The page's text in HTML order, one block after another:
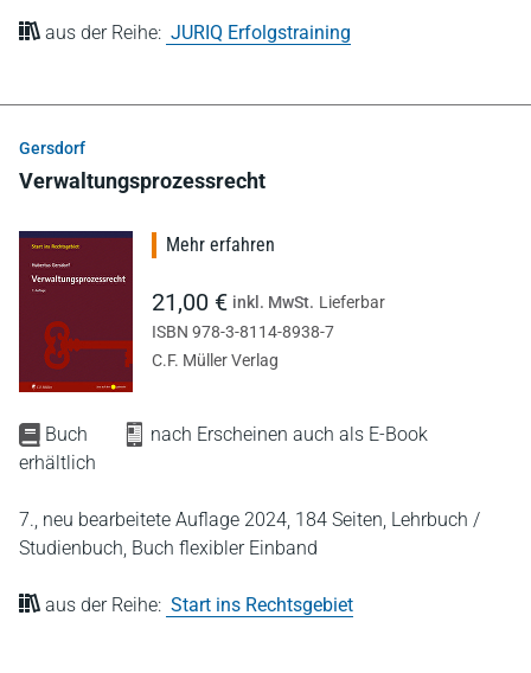
aus der Reihe: JURIQ Erfolgstraining
Gersdorf
Verwaltungsprozessrecht
Buch
nach Erscheinen auch als E-Book
erhältlich
7., neu bearbeitete Auflage 2024, 184 Seiten, Lehrbuch /
Studienbuch, Buch flexibler Einband
aus der Reihe: Start ins Rechtsgebiet
Mehr erfahren
21,00 € inkl. MwSt. Lieferbar
ISBN 978-3-8114-8938-7
C.F. Müller Verlag